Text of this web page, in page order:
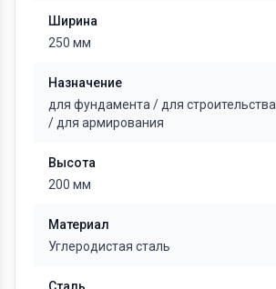
Ширина
250 мм
Назначение
для фундамента / для строительства
/ для армирования
Высота
200 мм
Материал
Углеродистая сталь
Сталь